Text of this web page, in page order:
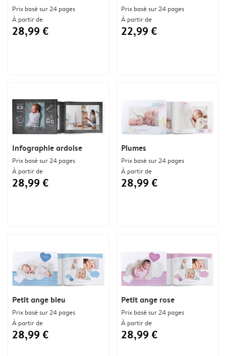
Infographie ardoise
Prix basé sur 24 pages
À partir de
28,99 €
Prix basé sur 24 pages
À partir de
22,99 €
Plumes
Prix basé sur 24 pages
À partir de
28,99 €
Prix basé sur 24 pages
À partir de
28,99 €
Petit ange bleu
Prix basé sur 24 pages
À partir de
28,99 €
Petit ange rose
Prix basé sur 24 pages
À partir de
28,99 €